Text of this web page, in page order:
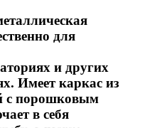
для
и других
Имеет каркас из
с порошковым
в себя